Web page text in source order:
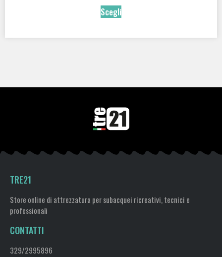
Scegli
TRE21
Store online di attrezzatura per subacquei ricreativi, tecnici e
professionali
CONTATTI
329/2995896